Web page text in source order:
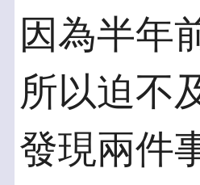
因為半年
所以迫不
發現兩件